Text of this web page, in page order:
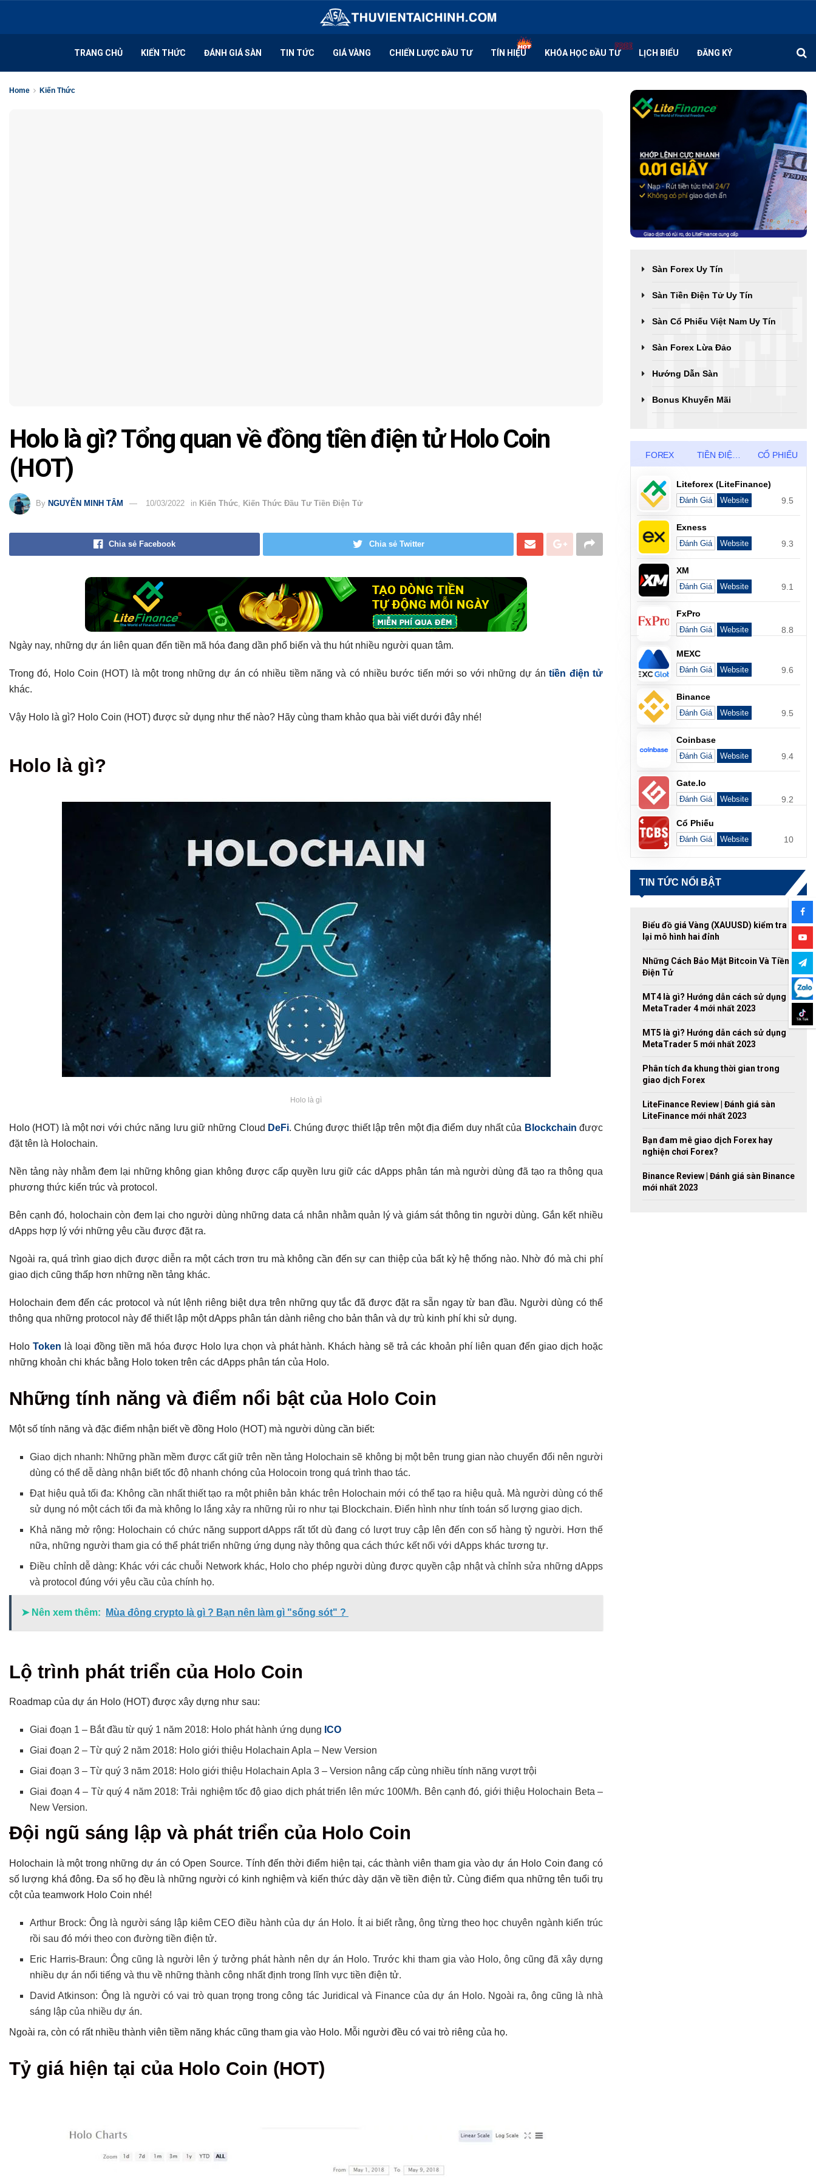
TRANG CHỦ KIẾN THỨC ĐÁNH GIÁ SÀN TIN TỨC GIÁ VÀNG CHIẾN LƯỢC ĐẦU TƯ TÍN HIỆU KHÓA HỌC ĐẦU TƯ LỊCH BIỂU ĐĂNG KÝ
Home Kiến Thức
Holo là gì? Tổng quan về đồng tiền điện tử Holo Coin
(HOT)
By NGUYỄN MINH TÂM 10/03/2022 in Kiến Thức Kiến Thức Đầu Tư Tiền Điện Tử
Chia sẻ Facebook Chia sẻ Twitter
Ngày nay, những dự án liên quan đến tiền mã hóa đang dần phổ biến và thu hút nhiều người quan tâm.
Trong đó, Holo Coin (HOT) là một trong những dự án có nhiều tiềm năng và có nhiều bước tiến mới so với những dự ántiền điện tử
khác.
Vậy Holo là gì? Holo Coin (HOT) được sử dụng như thế nào? Hãy cùng tham khảo qua bài viết dưới đây nhé!
Holo là gì?
Lộ trình phát triển của Holo Coin
Tỷ giá hiện tại của Holo Coin (HOT)
Địa điểm mua/bán Holo Coin trên thị trường
Loại ví nào lưu giữ Holo Coin?
Holo là gì?
Holo là gì
Holo (HOT) là một nơi với chức năng lưu giữ những Cloud DeFi. Chúng được thiết lập trên một địa điểm duy nhất của Blockchain được
đặt tên là Holochain.
Nền tảng này nhằm đem lại những không gian không được cấp quyền lưu giữ các dApps phân tán mà người dùng đã tạo ra thông qua
phương thức kiến trúc và protocol.
Bên cạnh đó, holochain còn đem lại cho người dùng những data cá nhân nhằm quản lý và giám sát thông tin người dùng. Gắn kết nhiều
dApps hợp lý với những yêu cầu được đặt ra.
Ngoài ra, quá trình giao dịch được diễn ra một cách trơn tru mà không cần đến sự can thiệp của bất kỳ hệ thống nào. Nhờ đó mà chi phí
giao dịch cũng thấp hơn những nền tảng khác.
Holochain đem đến các protocol và nút lệnh riêng biệt dựa trên những quy tắc đã được đặt ra sẵn ngay từ ban đầu. Người dùng có thể
thông qua những protocol này để thiết lập một dApps phân tán dành riêng cho bản thân và dự trù kinh phí khi sử dụng.
Holo Token là loại đồng tiền mã hóa được Holo lựa chọn và phát hành. Khách hàng sẽ trả các khoản phí liên quan đến giao dịch hoặc
những khoản chi khác bằng Holo token trên các dApps phân tán của Holo.
Những tính năng và điểm nổi bật của Holo Coin
Một số tính năng và đặc điểm nhận biết về đồng Holo (HOT) mà người dùng cần biết:
Giao dịch nhanh: Những phần mềm được cất giữ trên nền tảng Holochain sẽ không bị một bên trung gian nào chuyển đổi nên người
dùng có thể dễ dàng nhận biết tốc độ nhanh chóng của Holocoin trong quá trình thao tác.
Đạt hiệu quả tối đa: Không cần nhất thiết tạo ra một phiên bản khác trên Holochain mới có thể tạo ra hiệu quả. Mà người dùng có thể
sử dụng nó một cách tối đa mà không lo lắng xảy ra những rủi ro như tại Blockchain. Điển hình như tính toán số lượng giao dịch.
Khả năng mở rộng: Holochain có chức năng support dApps rất tốt dù đang có lượt truy cập lên đến con số hàng tỷ người. Hơn thế
nữa, những người tham gia có thể phát triển những ứng dụng này thông qua cách thức kết nối với dApps khác tương tự.
Điều chỉnh dễ dàng: Khác với các chuỗi Network khác, Holo cho phép người dùng được quyền cập nhật và chỉnh sửa những dApps
và protocol đúng với yêu cầu của chính họ.
➤ Nên xem thêm: Mùa đông crypto là gì ? Bạn nên làm gì "sống sót" ?
Lộ trình phát triển của Holo Coin
Roadmap của dự án Holo (HOT) được xây dựng như sau:
Giai đoạn 1 – Bắt đầu từ quý 1 năm 2018: Holo phát hành ứng dụng ICO
Giai đoạn 2 – Từ quý 2 năm 2018: Holo giới thiệu Holachain Apla – New Version
Giai đoạn 3 – Từ quý 3 năm 2018: Holo giới thiệu Holachain Apla 3 – Version nâng cấp cùng nhiều tính năng vượt trội
Giai đoạn 4 – Từ quý 4 năm 2018: Trải nghiệm tốc độ giao dịch phát triển lên mức 100M/h. Bên cạnh đó, giới thiệu Holochain Beta –
New Version.
Đội ngũ sáng lập và phát triển của Holo Coin
Holochain là một trong những dự án có Open Source. Tính đến thời điểm hiện tại, các thành viên tham gia vào dự án Holo Coin đang có
số lượng khá đông. Đa số họ đều là những người có kinh nghiệm và kiến thức dày dặn về tiền điện tử. Cùng điểm qua những tên tuổi trụ
cột của teamwork Holo Coin nhé!
Arthur Brock: Ông là người sáng lập kiêm CEO điều hành của dự án Holo. Ít ai biết rằng, ông từng theo học chuyên ngành kiến trúc
rồi sau đó mới theo con đường tiền điện tử.
Eric Harris-Braun: Ông cũng là người lên ý tưởng phát hành nên dự án Holo. Trước khi tham gia vào Holo, ông cũng đã xây dựng
nhiều dự án nổi tiếng và thu về những thành công nhất định trong lĩnh vực tiền điện tử.
David Atkinson: Ông là người có vai trò quan trọng trong công tác Juridical và Finance của dự án Holo. Ngoài ra, ông cũng là nhà
sáng lập của nhiều dự án.
Ngoài ra, còn có rất nhiều thành viên tiềm năng khác cũng tham gia vào Holo. Mỗi người đều có vai trò riêng của họ.
Tỷ giá hiện tại của Holo Coin (HOT)
Sàn Forex Uy Tín
Sàn Tiền Điện Tử Uy Tín
Sàn Cổ Phiếu Việt Nam Uy Tín
Sàn Forex Lừa Đảo
Hướng Dẫn Sàn
Bonus Khuyến Mãi
FOREX TIỀN ĐIỆN TỬ CỔ PHIẾU
Liteforex (LiteFinance)
Đánh Giá Website 9.5
Exness
Đánh Giá Website 9.3
XM
Đánh Giá Website 9.1
FxPro
Đánh Giá Website 8.8
MEXC
Đánh Giá Website 9.6
Binance
Đánh Giá Website 9.5
Coinbase
Đánh Giá Website 9.4
Gate.io
Đánh Giá Website 9.2
Cổ Phiếu
Đánh Giá Website 10
TIN TỨC NỔI BẬT
Biểu đồ giá Vàng (XAUUSD) kiểm tra
lại mô hình hai đỉnh
Những Cách Bảo Mật Bitcoin Và Tiền
Điện Tử
MT4 là gì? Hướng dẫn cách sử dụng
MetaTrader 4 mới nhất 2023
MT5 là gì? Hướng dẫn cách sử dụng
MetaTrader 5 mới nhất 2023
Phân tích đa khung thời gian trong
giao dịch Forex
LiteFinance Review | Đánh giá sàn
LiteFinance mới nhất 2023
Bạn đam mê giao dịch Forex hay
nghiện chơi Forex?
Binance Review | Đánh giá sàn Binance
mới nhất 2023